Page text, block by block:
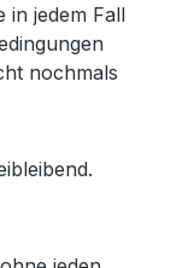
in jedem Fall
nochmals